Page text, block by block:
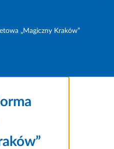
„Magiczny Kraków”